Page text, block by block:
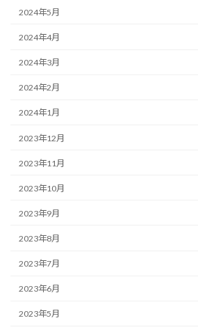
2024年5月
2024年4月
2024年3月
2024年2月
2024年1月
2023年12月
2023年11月
2023年10月
2023年9月
2023年8月
2023年7月
2023年6月
2023年5月